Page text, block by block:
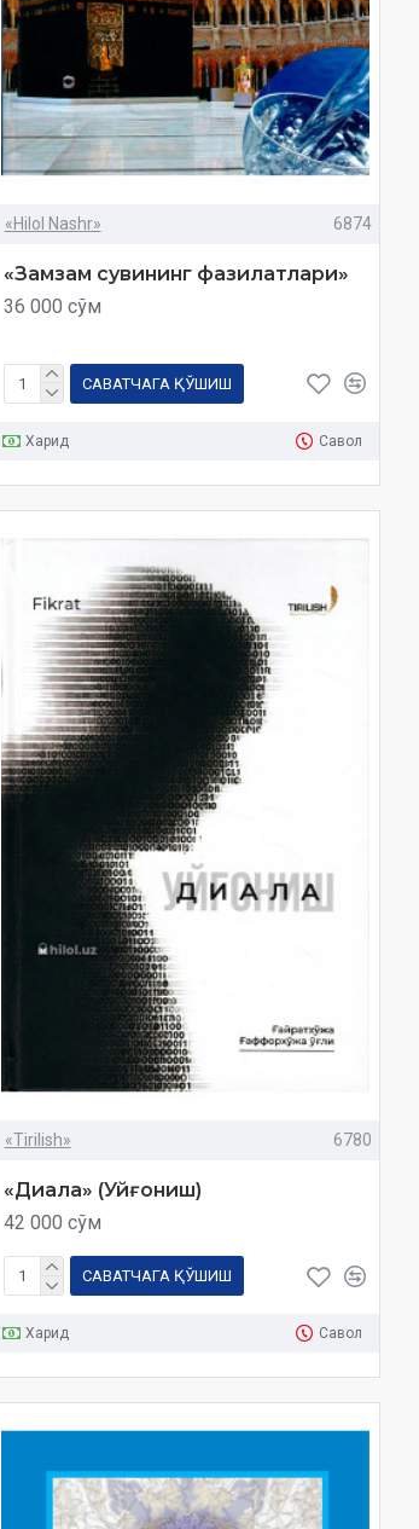
«Hilol Nashr» 6874
«Замзам сувининг фазилатлари»
36 000 сўм
САВАТЧАГА ҚЎШИШ
Харид Савол
«Tirilish» 6780
«Диала» (Уйғониш)
42 000 сўм
САВАТЧАГА ҚЎШИШ
Харид Савол